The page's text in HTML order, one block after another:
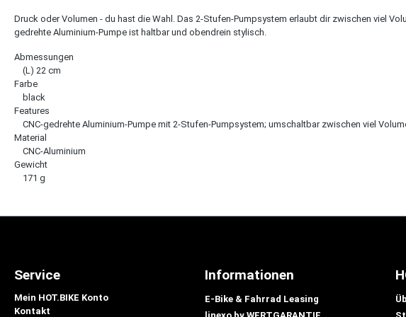
Druck oder Volumen - du hast die Wahl. Das 2-Stufen-Pumpsystem erlaubt dir zwischen viel
gedrehte Aluminium-Pumpe ist haltbar und obendrein stylisch.
Abmessungen
(L) 22 cm
Farbe
black
Features
CNC-gedrehte Aluminium-Pumpe mit 2-Stufen-Pumpsystem; umschaltbar zwischen viel
Material
CNC-Aluminium
Gewicht
171 g
Service
Mein HOT.BIKE Konto
Kontakt
Informationen
E-Bike & Fahrrad Leasing